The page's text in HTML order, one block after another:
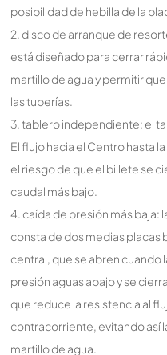
posibilidad de hebilla de la
2. disco de arranque de
está diseñado para cerrar
martillo de agua y permitir
las tuberías.
3. tablero independiente: el
El flujo hacia el Centro hasta
el riesgo de que el billete se
caudal más bajo.
4. caída de presión más baja:
consta de dos medias
central, que se abren cuando
presión aguas abajo y se
que reduce la resistencia al
contracorriente, evitando así
martillo de agua.